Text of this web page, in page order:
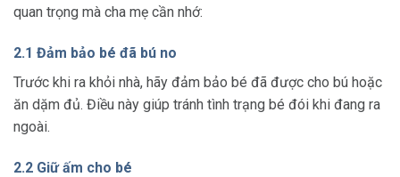
quan trọng mà cha mẹ cần nhớ:
2.1 Đảm bảo bé đã bú no
Trước khi ra khỏi nhà, hãy đảm bảo bé đã được cho bú hoặc
ăn dặm đủ. Điều này giúp tránh tình trạng bé đói khi đang ra
ngoài.
2.2 Giữ ấm cho bé